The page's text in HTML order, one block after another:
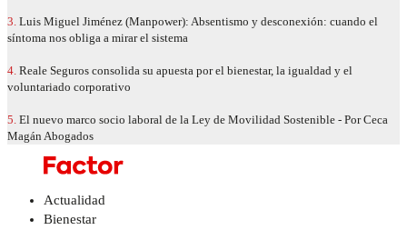
3. Luis Miguel Jiménez (Manpower): Absentismo y desconexión: cuando el
síntoma nos obliga a mirar el sistema
4. Reale Seguros consolida su apuesta por el bienestar, la igualdad y el
voluntariado corporativo
5. El nuevo marco socio laboral de la Ley de Movilidad Sostenible - Por Ceca
Magán Abogados
Actualidad
Bienestar